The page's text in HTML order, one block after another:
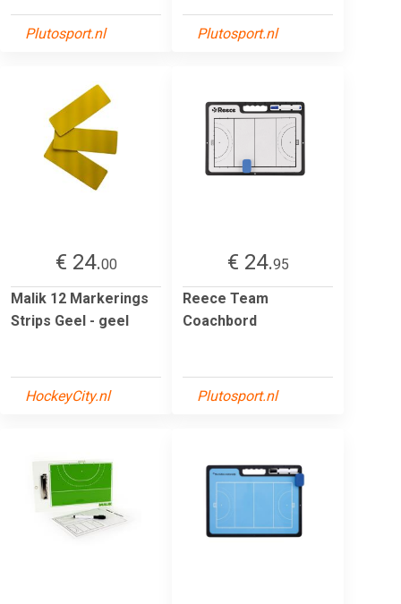
Plutosport.nl Plutosport.nl
€ 24.00
Malik 12 Markerings
Strips Geel - geel
HockeyCity.nl
€ 24.95
Reece Team
Coachbord
Plutosport.nl